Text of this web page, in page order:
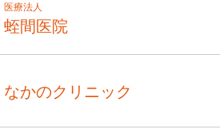
医療法人
蛭間医院
なかのクリニック